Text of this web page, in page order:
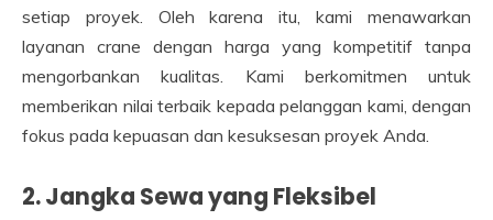
setiap proyek. Oleh karena itu, kami menawarkan
layanan crane dengan harga yang kompetitif tanpa
mengorbankan kualitas. Kami berkomitmen untuk
memberikan nilai terbaik kepada pelanggan kami, dengan
fokus pada kepuasan dan kesuksesan proyek Anda.
2. Jangka Sewa yang Fleksibel